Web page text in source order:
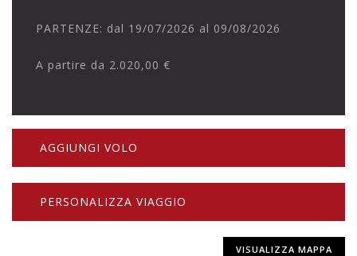
PARTENZE: dal 19/07/2026 al 09/08/2026
A partire da 2.020,00 €
AGGIUNGI VOLO
PERSONALIZZA VIAGGIO
VISUALIZZA MAPPA